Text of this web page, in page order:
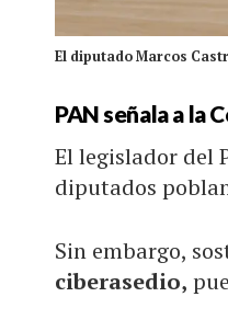
El diputado Marcos
PAN señala a la
El legislador del
diputados
Sin embargo,
ciberasedio,